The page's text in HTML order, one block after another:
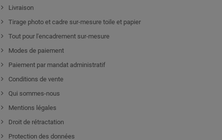
Livraison
Tirage photo et cadre sur-mesure toile et papier
Tout pour l'encadrement sur-mesure
Modes de paiement
Paiement par mandat administratif
Conditions de vente
Qui sommes-nous
Mentions légales
Droit de rétractation
Protection des données